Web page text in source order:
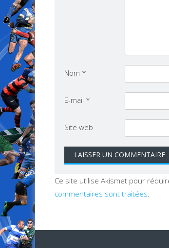
Nom *
E-mail *
Site web
Ce site utilise Akismet pour
commentaires sont traitées